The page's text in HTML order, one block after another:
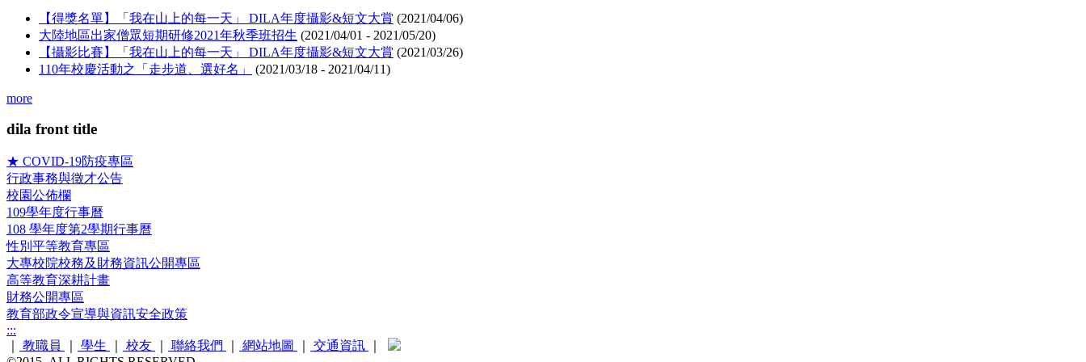
【得獎名單】「我在山上的每一天」 DILA年度攝影&短文大賞 (2021/04/06)
大陸地區出家僧眾短期研修2021年秋季班招生 (2021/04/01 - 2021/05/20)
【攝影比賽】「我在山上的每一天」 DILA年度攝影&短文大賞 (2021/03/26)
110年校慶活動之「走步道、選好名」
(2021/03/18 - 2021/04/11)
more
dila front title
★ COVID-19防疫專區
行政事務與徵才公告
校園公佈欄
109學年度行事曆
108 學年度第2學期行事曆
性別平等教育專區
大專校院校務及財務資訊公開專區
高等教育深耕計畫
財務公開專區
教育部政令宣導與資訊安全政策
:::
教職員 學生 校友 聯絡我們 網站地圖 交通資訊